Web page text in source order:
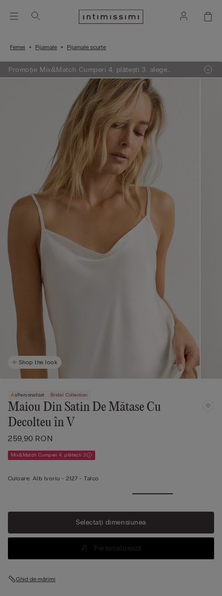
Femei Pijamale Pijamale scurte
Promoție Mix&Match Cumperi 4, plătești 3: alege
articolele preferate din tricotaje, pijamale și furouri,
adaugă 4 în coșul de cumpărături și plătești doar 3.
Shop the look
Personalizat Bridal Collection
Maiou Din Satin De Mătase Cu
Decolteu în V
259,90 RON
Mix&Match Cumperi 4, plătești 3
Culoare: Alb Ivoriu -2127 - Talco
Selectați dimensiunea
Personalizează
Ghid de mărimi